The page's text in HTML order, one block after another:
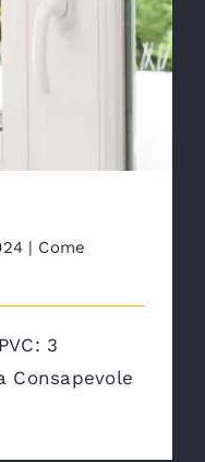
e il
| Come
3
Consapevole